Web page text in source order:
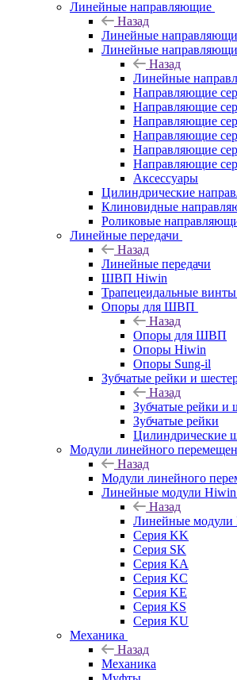
Линейные направляющие
Назад
Линейные
Линейные
Назад
Линейные
Направляющие
Направляющие
Направляющие
Направляющие
Направляющие
Направляющие
Аксессуары
Цилиндрические
Клиновидные
Роликовые
Линейные передачи
Назад
Линейные передачи
ШВП Hiwin
Трапецеидальные
Опоры для ШВП
Назад
Опоры для ШВП
Опоры Hiwin
Опоры Sung-il
Зубчатые рейки и
Назад
Зубчатые рейки и
Зубчатые рейки
Цилиндрические
Модули линейного
Назад
Модули линейного
Линейные модули Hiwin
Назад
Линейные модули
Серия KK
Серия SK
Серия KA
Серия KC
Серия KE
Серия KS
Серия KU
Механика
Назад
Механика